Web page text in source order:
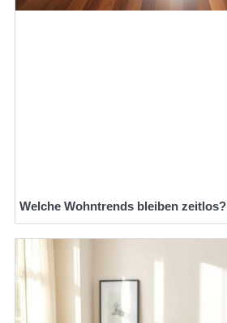
Welche Wohntrends bleiben zeitlos?